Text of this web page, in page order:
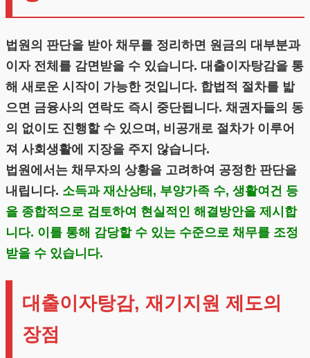
법원의 판단을 받아 채무를 정리하면 원금의 대부분과
이자 전체를 감면받을 수 있습니다. 대출이자탕감을 통
해 새로운 시작이 가능한 것입니다. 합법적 절차를 밟
으면 금융사의 연락도 즉시 중단됩니다. 채권자들의 동
의 없이도 진행할 수 있으며, 비공개로 절차가 이루어
져 사회생활에 지장을 주지 않습니다.
법원에서는 채무자의 상황을 고려하여 공정한 판단을
내립니다. 소득과 재산상태, 부양가족 수, 생활여건 등
을 종합적으로 검토하여 현실적인 해결방안을 제시합
니다. 이를 통해 감당할 수 있는 수준으로 채무를 조정
받을 수 있습니다.
대출이자탕감, 재기지원 제도의
장점